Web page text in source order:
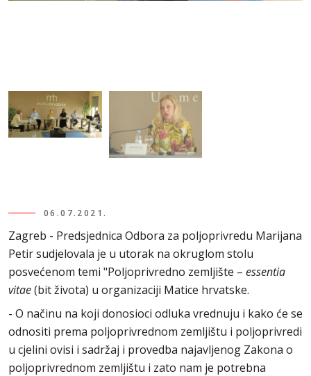
06.07.2021.
Zagreb - Predsjednica Odbora za poljoprivredu Marijana
Petir sudjelovala je u utorak na okruglom stolu
posvećenom temi "Poljoprivredno zemljište – essentia
vitae(bit života) u organizaciji Matice hrvatske.
- O načinu na koji donosioci odluka vrednuju i kako će se
odnositi prema poljoprivrednom zemljištu i poljoprivredi
u cjelini ovisi i sadržaj i provedba najavljenog Zakona o
poljoprivrednom zemljištu i zato nam je potrebna